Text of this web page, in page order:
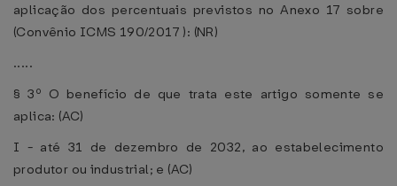
aplicação dos percentuais previstos no Anexo 17 sobre
(Convênio ICMS 190/2017 ): (NR)
.....
§ 3º O benefício de que trata este artigo somente se
aplica: (AC)
I - até 31 de dezembro de 2032, ao estabelecimento
produtor ou industrial; e (AC)